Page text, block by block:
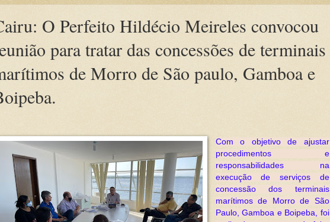
O Perfeito Hildécio Meireles convocou
para tratar das concessões de terminais
de Morro de São paulo, Gamboa e
Com o objetivo de ajustar
procedimentos e
responsabilidades na
execução de serviços de
concessão dos terminais
marítimos de Morro de São
Paulo, Gamboa e Boipeba, foi